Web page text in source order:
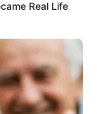
ยกลายเป็นดี โดย
Real Life